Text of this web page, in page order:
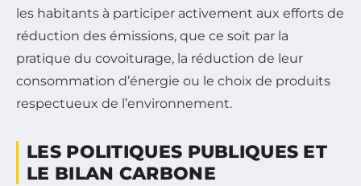
les habitants à participer activement aux efforts de
réduction des émissions, que ce soit par la
pratique du covoiturage, la réduction de leur
consommation d’énergie ou le choix de produits
respectueux de l’environnement.
LES POLITIQUES PUBLIQUES ET
LE BILAN CARBONE